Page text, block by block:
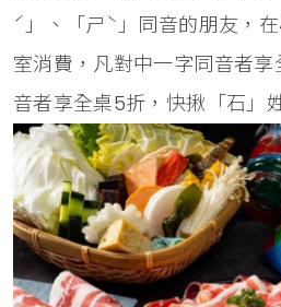
ˊ」、「ㄕˋ」同音的朋友，
室消費，凡對中一字同音者
音者享全桌5折，快揪「石」